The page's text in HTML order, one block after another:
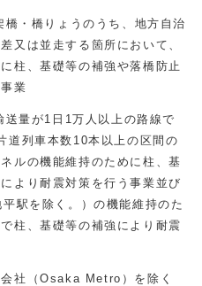
・橋りょうのうち、地方自治
又は並走する箇所において、
柱、基礎等の補強や落橋防止
業
量が1日1万人以上の路線で
道列車本数10本以上の区間の
ルの機能維持のために柱、基
より耐震対策を行う事業並び
駅を除く。）の機能維持のた
柱、基礎等の補強により耐震
社（Osaka Metro）を除く